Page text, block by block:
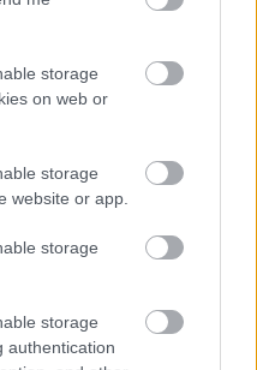
storage
on web or
storage
website or app.
storage
storage
authentication
bez otravných
na polovicu